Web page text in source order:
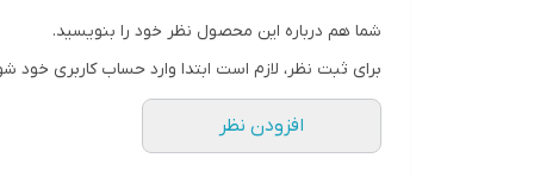
شما هم درباره این محصول نظر خود را بنویسید.
برای ثبت نظر، لازم است ابتدا وارد حساب کاربری خود
افزودن نظر